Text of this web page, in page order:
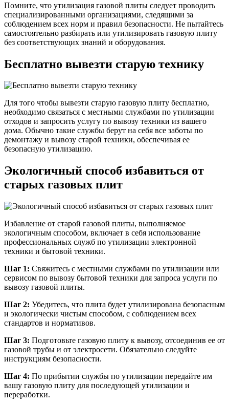
Помните, что утилизация газовой плиты следует проводить
специализированными организациями, следящими за
соблюдением всех норм и правил безопасности. Не пытайтесь
самостоятельно разбирать или утилизировать газовую плиту
без соответствующих знаний и оборудования.
Бесплатно вывезти старую технику
Для того чтобы вывезти старую газовую плиту бесплатно,
необходимо связаться с местными службами по утилизации
отходов и запросить услугу по вывозу техники из вашего
дома. Обычно такие службы берут на себя все заботы по
демонтажу и вывозу старой техники, обеспечивая ее
безопасную утилизацию.
Экологичный способ избавиться от
старых газовых плит
Избавление от старой газовой плиты, выполняемое
экологичным способом, включает в себя использование
профессиональных служб по утилизации электронной
техники и бытовой техники.
Шаг 1: Свяжитесь с местными службами по утилизации или
сервисом по вывозу бытовой техники для запроса услуги по
вывозу газовой плиты.
Шаг 2: Убедитесь, что плита будет утилизирована безопасным
и экологически чистым способом, с соблюдением всех
стандартов и нормативов.
Шаг 3: Подготовьте газовую плиту к вывозу, отсоединив ее от
газовой трубы и от электросети. Обязательно следуйте
инструкциям безопасности.
Шаг 4: По прибытии службы по утилизации передайте им
вашу газовую плиту для последующей утилизации и
переработки.